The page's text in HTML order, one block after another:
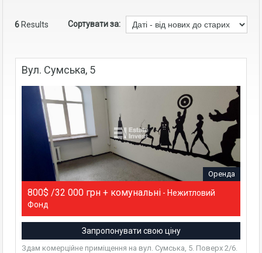
6 Results Сортувати за:
Вул. Сумська, 5
Оренда
800$ /32 000 грн + комунальні - Нежитловий
Фонд
Запропонувати свою ціну
Здам комерційне приміщення на вул. Сумська, 5. Поверх 2/6.